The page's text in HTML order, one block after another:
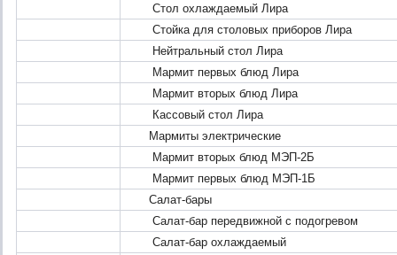
Стол охлаждаемый Лира
Стойка для столовых приборов Лира
Нейтральный стол Лира
Мармит первых блюд Лира
Мармит вторых блюд Лира
Кассовый стол Лира
Мармиты электрические
Мармит вторых блюд МЭП-2Б
Мармит первых блюд МЭП-1Б
Салат-бары
Салат-бар передвижной с подогревом
Салат-бар охлаждаемый